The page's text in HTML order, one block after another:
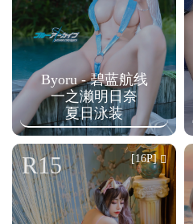
Byoru - 碧蓝航线
一之濑明日奈
夏日泳装
R15 [16P]